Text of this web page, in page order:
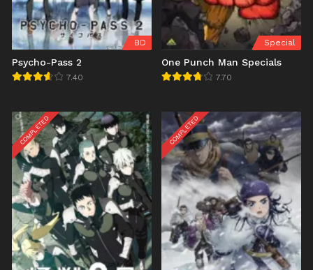
BD
Psycho-Pass 2
7.40
Special
One Punch Man Specials
7.70
COMPLETED COMPLETED